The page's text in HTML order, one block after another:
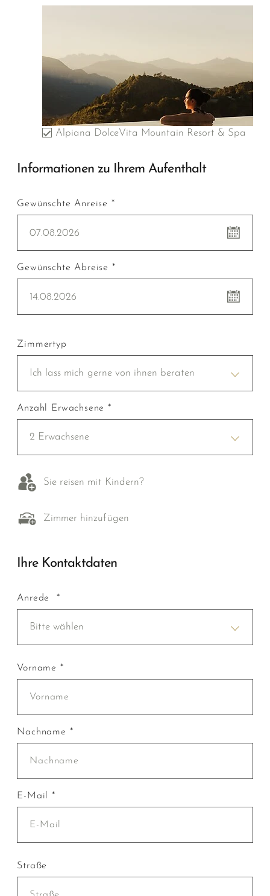
Alpiana DolceVita Mountain Resort & Spa
Informationen zu Ihrem Aufenthalt
Gewünschte Anreise *
07.08.2026
Gewünschte Abreise *
14.08.2026
Zimmertyp
Ich lass mich gerne von ihnen beraten
Anzahl Erwachsene *
2 Erwachsene
Sie reisen mit Kindern?
Zimmer hinzufügen
Ihre Kontaktdaten
Anrede *
Bitte wählen
Vorname *
Nachname *
E-Mail *
Straße